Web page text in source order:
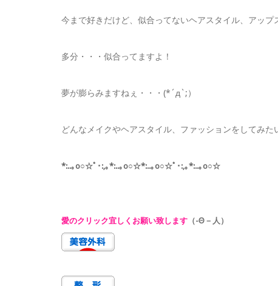
今まで好きだけど、似合ってないヘアスタイル、アップ
多分・・・似合ってますよ！
夢が膨らみますねぇ・・・(*´д`;）
どんなメイクやヘアスタイル、ファッションをして
*:..｡o○☆ﾟ･:,｡*:..｡o○☆*:..｡o○☆ﾟ･:,｡*:..｡o○☆
愛のクリック宜しくお願い致します （-Θ－人）